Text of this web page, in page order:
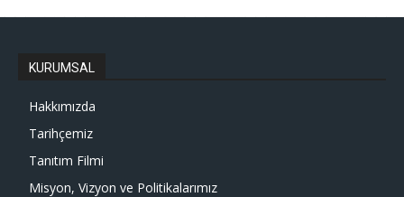
KURUMSAL
Hakkımızda
Tarihçemiz
Tanıtım Filmi
Misyon, Vizyon ve Politikalarımız